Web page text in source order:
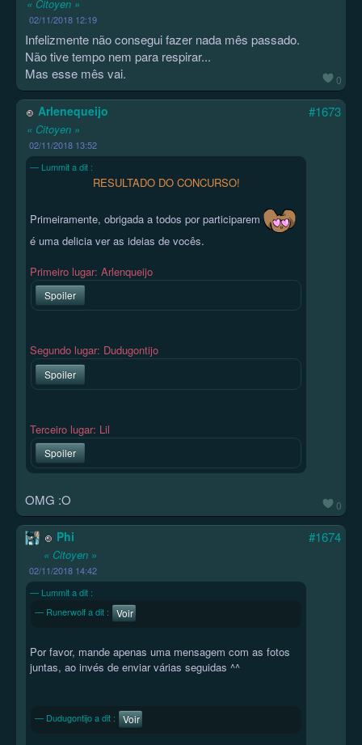
« Citoyen »
02/11/2018 12:19
0
Infelizmente não consegui fazer nada mês passado.
Não tive tempo nem para respirar...
Mas esse mês vai.
Arlenequeijo
« Citoyen »
02/11/2018 13:52
#1673
0
Lummit a dit :
RESULTADO DO CONCURSO!
Primeiramente, obrigada a todos por participarem
é uma delicia ver as ideias de vocês.
Primeiro lugar: Arlenqueijo
Spoiler
Segundo lugar: Dudugontijo
Spoiler
Terceiro lugar: Lil
Spoiler
OMG :O
Phi
« Citoyen »
02/11/2018 14:42
#1674
Lummit a dit :
Runerwolf a dit :
Voir
Por favor, mande apenas uma mensagem com as fotos
juntas, ao invés de enviar várias seguidas ^^
Dudugontijo a dit : Voir